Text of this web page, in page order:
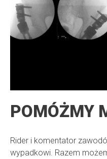
POMÓŻMY
Rider i komentator
wypadkowi. Razem